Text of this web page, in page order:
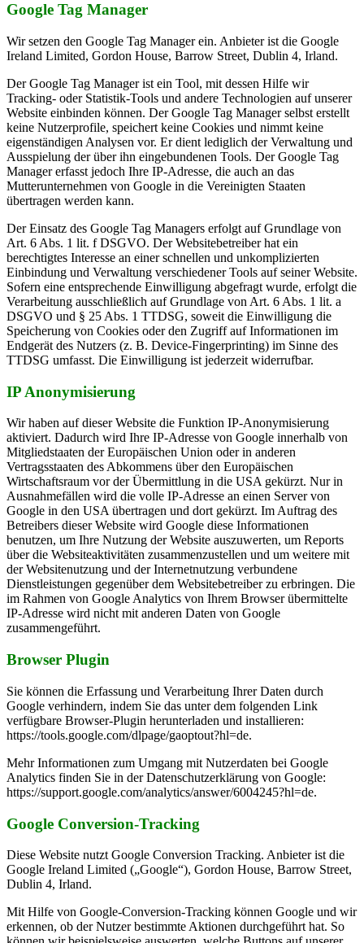
Google Tag Manager
Wir setzen den Google Tag Manager ein. Anbieter ist die Google
Ireland Limited, Gordon House, Barrow Street, Dublin 4, Irland.
Der Google Tag Manager ist ein Tool, mit dessen Hilfe wir
Tracking- oder Statistik-Tools und andere Technologien auf unserer
Website einbinden können. Der Google Tag Manager selbst erstellt
keine Nutzerprofile, speichert keine Cookies und nimmt keine
eigenständigen Analysen vor. Er dient lediglich der Verwaltung und
Ausspielung der über ihn eingebundenen Tools. Der Google Tag
Manager erfasst jedoch Ihre IP-Adresse, die auch an das
Mutterunternehmen von Google in die Vereinigten Staaten
übertragen werden kann.
Der Einsatz des Google Tag Managers erfolgt auf Grundlage von
Art. 6 Abs. 1 lit. f DSGVO. Der Websitebetreiber hat ein
berechtigtes Interesse an einer schnellen und unkomplizierten
Einbindung und Verwaltung verschiedener Tools auf seiner Website.
Sofern eine entsprechende Einwilligung abgefragt wurde, erfolgt die
Verarbeitung ausschließlich auf Grundlage von Art. 6 Abs. 1 lit. a
DSGVO und § 25 Abs. 1 TTDSG, soweit die Einwilligung die
Speicherung von Cookies oder den Zugriff auf Informationen im
Endgerät des Nutzers (z. B. Device-Fingerprinting) im Sinne des
TTDSG umfasst. Die Einwilligung ist jederzeit widerrufbar.
IP Anonymisierung
Wir haben auf dieser Website die Funktion IP-Anonymisierung
aktiviert. Dadurch wird Ihre IP-Adresse von Google innerhalb von
Mitgliedstaaten der Europäischen Union oder in anderen
Vertragsstaaten des Abkommens über den Europäischen
Wirtschaftsraum vor der Übermittlung in die USA gekürzt. Nur in
Ausnahmefällen wird die volle IP-Adresse an einen Server von
Google in den USA übertragen und dort gekürzt. Im Auftrag des
Betreibers dieser Website wird Google diese Informationen
benutzen, um Ihre Nutzung der Website auszuwerten, um Reports
über die Websiteaktivitäten zusammenzustellen und um weitere mit
der Websitenutzung und der Internetnutzung verbundene
Dienstleistungen gegenüber dem Websitebetreiber zu erbringen. Die
im Rahmen von Google Analytics von Ihrem Browser übermittelte
IP-Adresse wird nicht mit anderen Daten von Google
zusammengeführt.
Browser Plugin
Sie können die Erfassung und Verarbeitung Ihrer Daten durch
Google verhindern, indem Sie das unter dem folgenden Link
verfügbare Browser-Plugin herunterladen und installieren:
https://tools.google.com/dlpage/gaoptout?hl=de.
Mehr Informationen zum Umgang mit Nutzerdaten bei Google
Analytics finden Sie in der Datenschutzerklärung von Google:
https://support.google.com/analytics/answer/6004245?hl=de.
Google Conversion-Tracking
Diese Website nutzt Google Conversion Tracking. Anbieter ist die
Google Ireland Limited („Google“), Gordon House, Barrow Street,
Dublin 4, Irland.
Mit Hilfe von Google-Conversion-Tracking können Google und wir
erkennen, ob der Nutzer bestimmte Aktionen durchgeführt hat. So